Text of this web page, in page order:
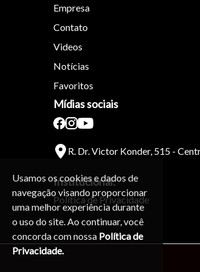
Usamos os cookies e dados de
navegação visando proporcionar
uma melhor experiência durante
o uso do site. Ao continuar, você
concorda com nossa Política de
Privacidade.
Empresa
Contato
Videos
Notícias
Favoritos
Mídias sociais
R. Dr. Victor Konder, 515 -
Institucional:
Política de Privacidade